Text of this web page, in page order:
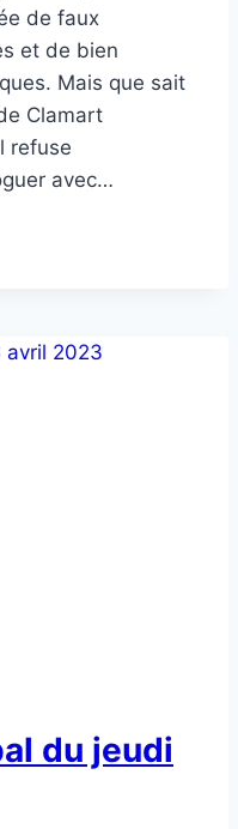
de faux
et de bien
Mais que sait
Clamart
refuse
avec…
du jeudi